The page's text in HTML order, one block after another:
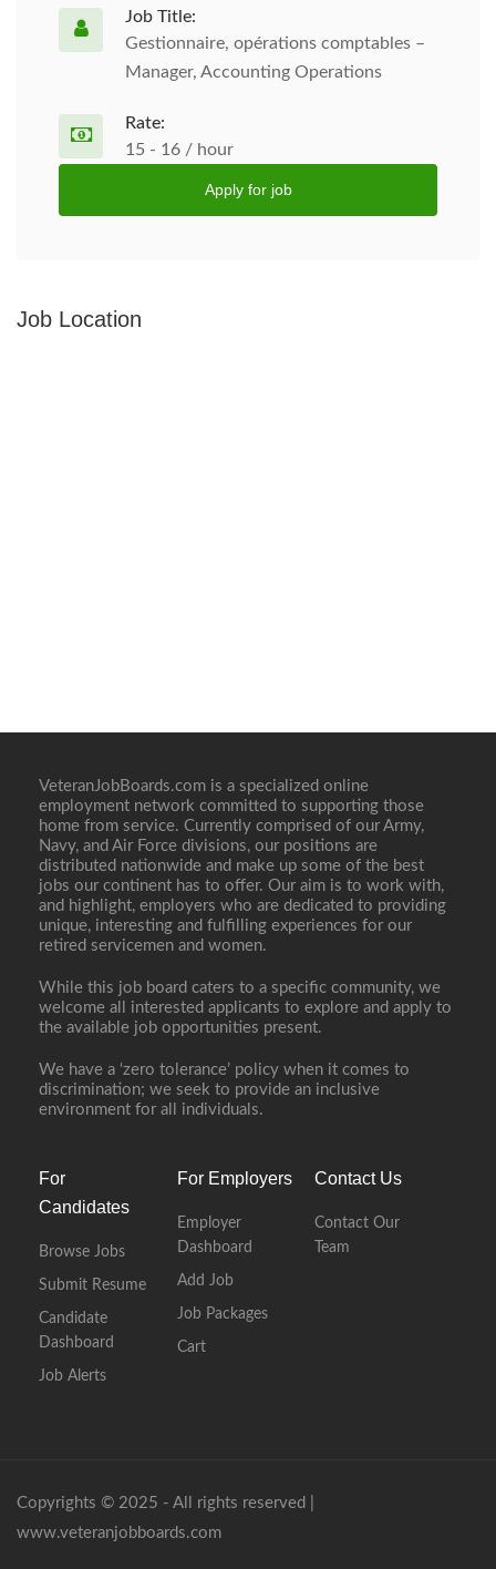
Job Title:
Gestionnaire, opérations comptables –
Manager, Accounting Operations
Rate:
15 - 16 / hour
Apply for job
Job Location
VeteranJobBoards.com is a specialized online
employment network committed to supporting those
home from service. Currently comprised of our Army,
Navy, and Air Force divisions, our positions are
distributed nationwide and make up some of the best
jobs our continent has to offer. Our aim is to work with,
and highlight, employers who are dedicated to providing
unique, interesting and fulfilling experiences for our
retired servicemen and women.
While this job board caters to a specific community, we
welcome all interested applicants to explore and apply to
the available job opportunities present.
We have a ‘zero tolerance’ policy when it comes to
discrimination; we seek to provide an inclusive
environment for all individuals.
For
Candidates
Browse Jobs
Submit Resume
Candidate
Dashboard
Job Alerts
For Employers
Employer
Dashboard
Add Job
Job Packages
Cart
Contact Us
Contact Our
Team
Copyrights © 2025 - All rights reserved |
www.veteranjobboards.com